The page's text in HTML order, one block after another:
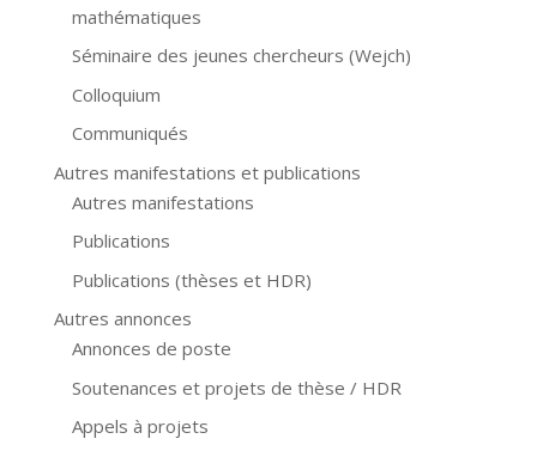
mathématiques
Séminaire des jeunes chercheurs (Wejch)
Colloquium
Communiqués
Autres manifestations et publications
Autres manifestations
Publications
Publications (thèses et HDR)
Autres annonces
Annonces de poste
Soutenances et projets de thèse / HDR
Appels à projets